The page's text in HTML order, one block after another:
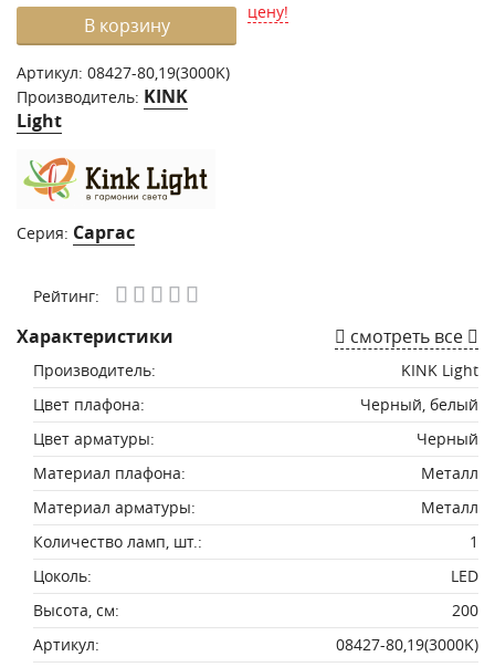
В корзину
Артикул: 08427-80,19(3000K)
Производитель: KINK
Light
Серия: Саргас
цену!
Рейтинг:
Характеристики смотреть все
Производитель:
KINK Light
Цвет плафона:
Черный, белый
Цвет арматуры:
Черный
Материал плафона:
Металл
Материал арматуры:
Металл
Количество ламп, шт.:
1
Цоколь:
LED
Высота, см:
200
Артикул:
08427-80,19(3000K)